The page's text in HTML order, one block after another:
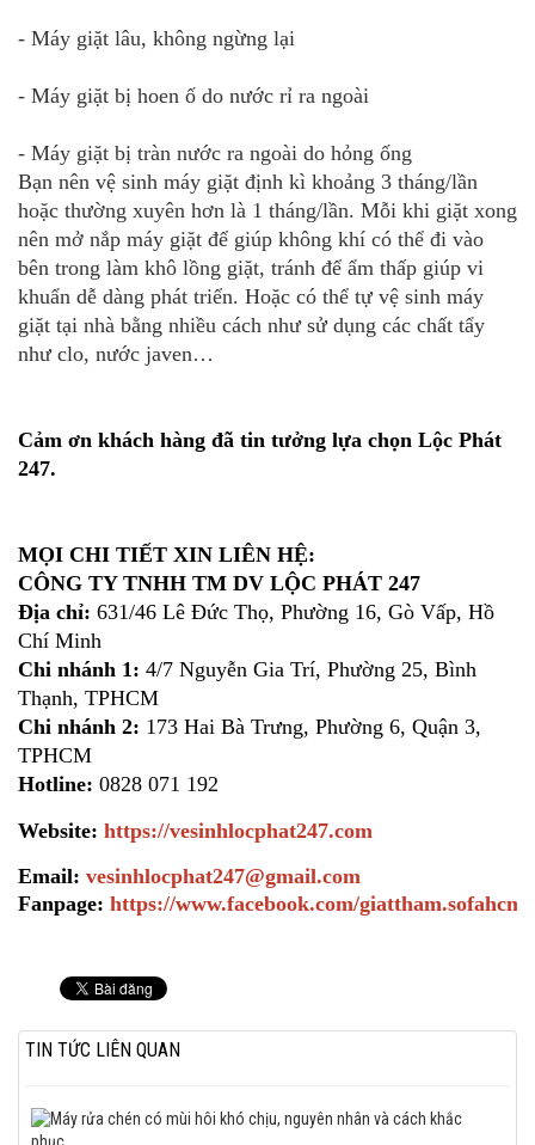
- Máy giặt lâu, không ngừng lại
- Máy giặt bị hoen ố do nước rỉ ra ngoài
- Máy giặt bị tràn nước ra ngoài do hỏng ống
Bạn nên vệ sinh máy giặt định kì khoảng 3 tháng/lần
hoặc thường xuyên hơn là 1 tháng/lần. Mỗi khi giặt xong
nên mở nắp máy giặt để giúp không khí có thể đi vào
bên trong làm khô lồng giặt, tránh để ẩm thấp giúp vi
khuẩn dễ dàng phát triển. Hoặc có thể tự vệ sinh máy
giặt tại nhà bằng nhiều cách như sử dụng các chất tẩy
như clo, nước javen…
Cảm ơn khách hàng đã tin tưởng lựa chọn Lộc Phát
247.
MỌI CHI TIẾT XIN LIÊN HỆ:
CÔNG TY TNHH TM DV LỘC PHÁT 247
Địa chỉ: 631/46 Lê Đức Thọ, Phường 16, Gò Vấp, Hồ
Chí Minh
Chi nhánh 1: 4/7 Nguyễn Gia Trí, Phường 25, Bình
Thạnh, TPHCM
Chi nhánh 2: 173 Hai Bà Trưng, Phường 6, Quận 3,
TPHCM
Hotline: 0828 071 192
Website: https://vesinhlocphat247.com
Email: vesinhlocphat247@gmail.com
Fanpage: https://www.facebook.com/giattham.sofahcm
TIN TỨC LIÊN QUAN